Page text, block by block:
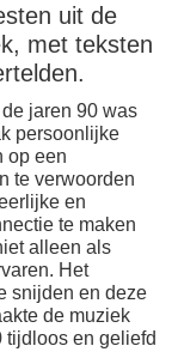
uit de
met teksten
jaren 90 was
persoonlijke
op een
te verwoorden
en
te maken
alleen als
Het
snijden en deze
de muziek
en geliefd